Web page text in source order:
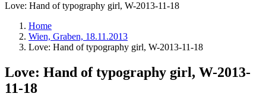
Love: Hand of typography girl, W-2013-11-18
Home
Wien, Graben, 18.11.2013
Love: Hand of typography girl, W-2013-11-18
Love: Hand of typography girl, W-2013-
11-18